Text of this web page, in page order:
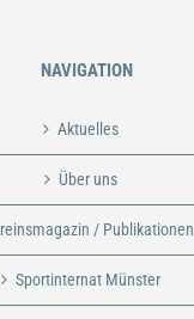
NAVIGATION
Aktuelles
Über uns
/ Publikationen
Sportinternat Münster